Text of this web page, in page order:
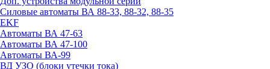
Силовые автоматы ВА 88-33, 88-32, 88-35
EKF
Автоматы ВА 47-63
Автоматы ВА 47-100
Автоматы ВА-99
ВД УЗО (блоки утечки тока)